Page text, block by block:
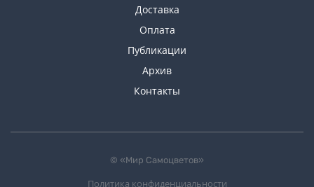
Доставка
Оплата
Публикации
Архив
Контакты
© «Мир Самоцветов»
Политика конфиденциальности